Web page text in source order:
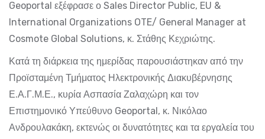
Geoportal εξέφρασε ο Sales Director Public, EU &
International Organizations OTE/ General Manager at
Cosmote Global Solutions, κ. Στάθης Κεχριώτης.
Κατά τη διάρκεια της ημερίδας παρουσιάστηκαν από την
Προϊσταμένη Τμήματος Ηλεκτρονικής Διακυβέρνησης
Ε.Α.Γ.Μ.Ε., κυρία Ασπασία Ζαλαχώρη και τον
Επιστημονικό Υπεύθυνο Geoportal, κ. Νικόλαο
Ανδρουλακάκη, εκτενώς οι δυνατότητες και τα εργαλεία του